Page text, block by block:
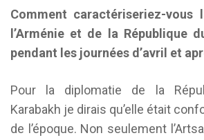
Comment caractériseriez-vous
l’Arménie et de la République
pendant les journées d’avril et
Pour la diplomatie de la
Karabakh je dirais qu’elle était
de l’époque. Non seulement